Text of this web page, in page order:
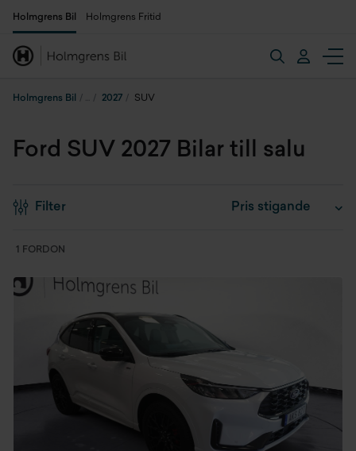
Holmgrens Bil Holmgrens Fritid
Holmgrens Bil 2027 SUV
Ford SUV 2027 Bilar till salu
Filter
1 FORDON